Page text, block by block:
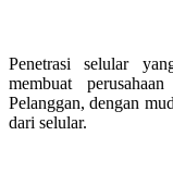
Penetrasi selular
membuat
Pelanggan, dengan
dari selular.